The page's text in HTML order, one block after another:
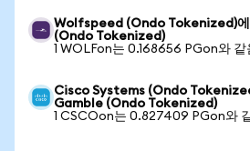
Wolfspeed (Ondo Tokenized)
(Ondo Tokenized)
1 WOLFon는 0.168656 PGon와 같
Cisco Systems (Ondo
Gamble (Ondo Tokenized)
1 CSCOon는 0.827409 PGon와